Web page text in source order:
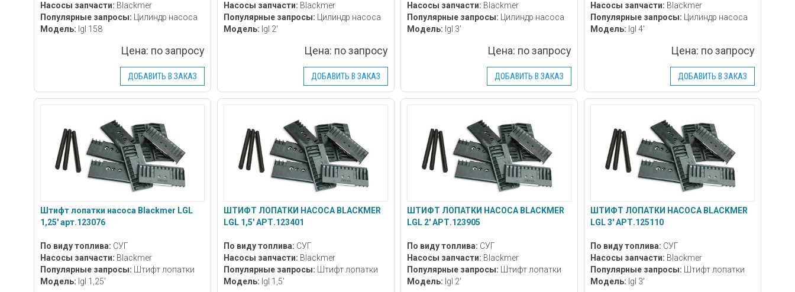
Насосы запчасти: Blackmer
Популярные запросы: Цилиндр насоса
Модель: lgl 158
Цена: по запросу
ДОБАВИТЬ В ЗАКАЗ
Насосы запчасти: Blackmer
Популярные запросы: Цилиндр насоса
Модель: lgl 2'
Цена: по запросу
ДОБАВИТЬ В ЗАКАЗ
Насосы запчасти: Blackmer
Популярные запросы: Цилиндр насоса
Модель: lgl 3'
Цена: по запросу
ДОБАВИТЬ В ЗАКАЗ
Насосы запчасти: Blackmer
Популярные запросы: Цилиндр насоса
Модель: lgl 4'
Цена: по запросу
ДОБАВИТЬ В ЗАКАЗ
Штифт лопатки насоса Blackmer LGL
1,25' арт.123076
По виду топлива: СУГ
Насосы запчасти: Blackmer
Популярные запросы: Штифт лопатки
Модель: lgl 1,25'
ШТИФТ ЛОПАТКИ НАСОСА BLACKMER
LGL 1,5' АРТ.123401
По виду топлива: СУГ
Насосы запчасти: Blackmer
Популярные запросы: Штифт лопатки
Модель: lgl 1,5'
ШТИФТ ЛОПАТКИ НАСОСА BLACKMER
LGL 2' АРТ.123905
По виду топлива: СУГ
Насосы запчасти: Blackmer
Популярные запросы: Штифт лопатки
Модель: lgl 2'
ШТИФТ ЛОПАТКИ НАСОСА BLACKMER
LGL 3' АРТ.125110
По виду топлива: СУГ
Насосы запчасти: Blackmer
Популярные запросы: Штифт лопатки
Модель: lgl 3'